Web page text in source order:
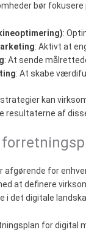
bør fokusere
:
: Aktivt at
: At sende
: At skabe
kan
resultaterne af
afgørende for
at definere
i det digitale
for digital